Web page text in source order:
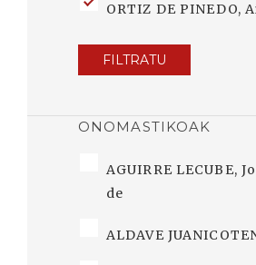
ORTIZ DE PINEDO,
FILTRATU
ONOMASTIKOAK
AGUIRRE LECUBE,
de
ALDAVE